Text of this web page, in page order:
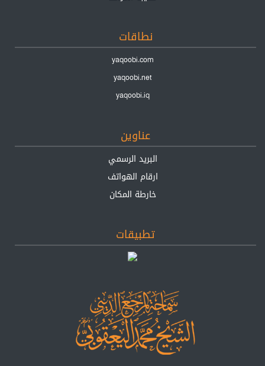
نطاقات
yaqoobi.com
yaqoobi.net
yaqoobi.iq
عناوين
البريد الرسمي
ارقام الهواتف
خارطة المكان
تطبيقات